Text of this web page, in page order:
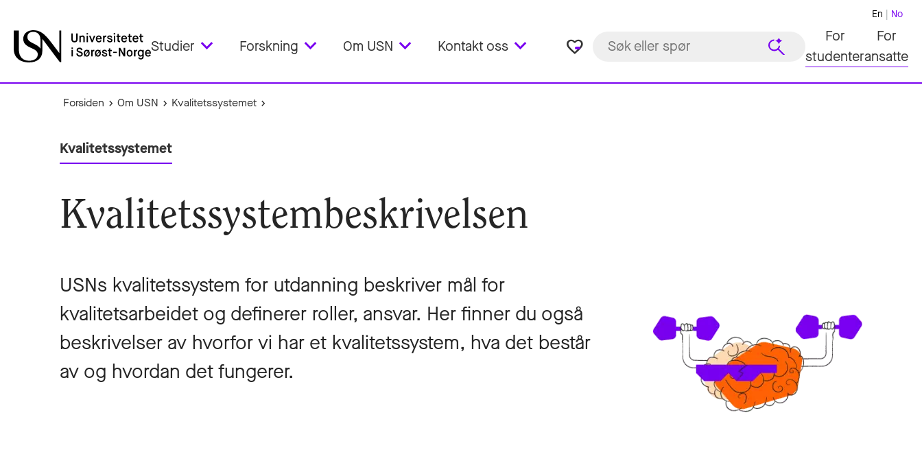
Studier Forskning Om USN Kontakt oss favorite_border
En No
For
studenter
For
ansatte
Forsiden Om USN Kvalitetssystemet
Kvalitetssystemet
Kvalitetssystembeskrivelsen
USNs kvalitetssystem for utdanning beskriver mål for
kvalitetsarbeidet og definerer roller, ansvar. Her finner du også
beskrivelser av hvorfor vi har et kvalitetssystem, hva det består
av og hvordan det fungerer.